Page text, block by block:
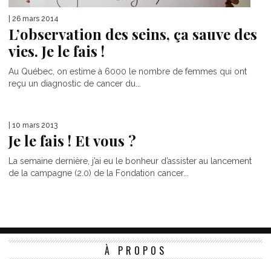
| 26 mars 2014
L’observation des seins, ça sauve des
vies. Je le fais !
Au Québec, on estime à 6000 le nombre de femmes qui ont
reçu un diagnostic de cancer du...
| 10 mars 2013
Je le fais ! Et vous ?
La semaine dernière, j’ai eu le bonheur d’assister au lancement
de la campagne (2.0) de la Fondation cancer...
À PROPOS